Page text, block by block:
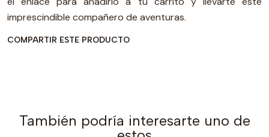
imprescindible compañero de aventuras.
COMPARTIR ESTE PRODUCTO
También podría interesarte uno de